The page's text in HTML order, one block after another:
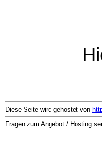
Diese Seite wird gehostet von
Fragen zum Angebot / Hosting